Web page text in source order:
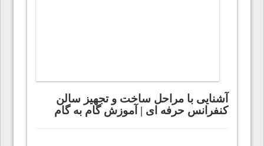
آشنایی با مراحل ساخت و تجهیز سالن
کنفرانس حرفه ای | آموزش گام به گام